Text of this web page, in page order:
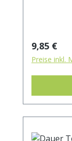
9,85 €
Preise inkl.